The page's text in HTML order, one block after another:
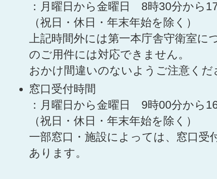
：月曜日から金曜日 8時30分から
（祝日・休日・年末年始を除く）
上記時間外には第一本庁舎守衛室に
のご用件には対応できません。
おかけ間違いのないようご注意くだ
窓口受付時間
：月曜日から金曜日 9時00分から
（祝日・休日・年末年始を除く）
一部窓口・施設によっては、窓口受
あります。